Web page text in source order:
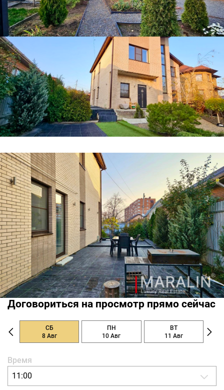
Договориться на просмотр прямо сейчас
СБ
8 Авг
ПН
10 Авг
ВТ
11 Авг
Время
11:00